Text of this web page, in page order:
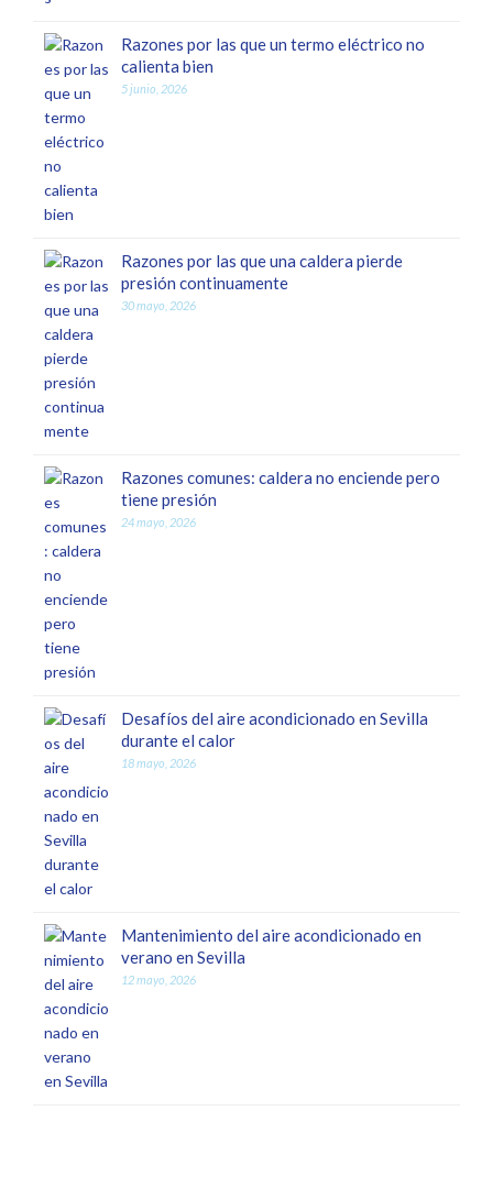
Razones por las que un termo eléctrico no
calienta bien
5 junio, 2026
Razones por las que una caldera pierde
presión continuamente
30 mayo, 2026
Razones comunes: caldera no enciende pero
tiene presión
24 mayo, 2026
Desafíos del aire acondicionado en Sevilla
durante el calor
18 mayo, 2026
Mantenimiento del aire acondicionado en
verano en Sevilla
12 mayo, 2026